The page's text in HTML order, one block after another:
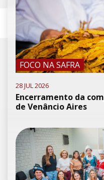
FOCO NA SAFRA
28 JUL 2026
Encerramento da
de Venâncio Aires